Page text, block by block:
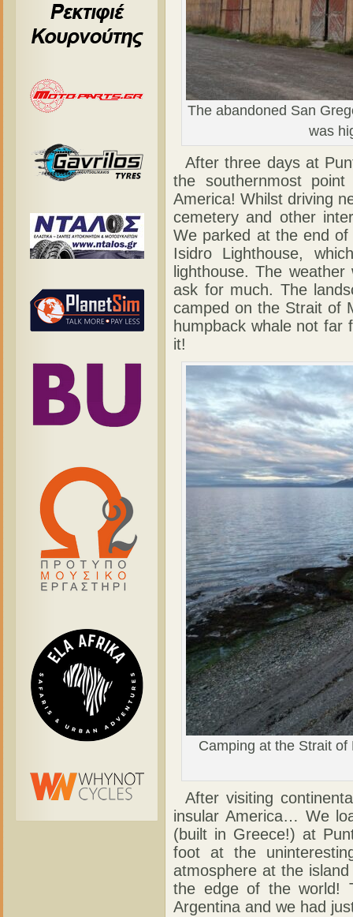
The abandoned San
was
After three days at
the southernmost
America! Whilst driving
cemetery and other
We parked at the end
Isidro Lighthouse,
lighthouse. The
ask for much. The
camped on the Strait of
humpback whale not
it!
Camping at the Strait
After visiting
insular America… We
(built in Greece!) at
foot at the
atmosphere at the
the edge of the world!
Argentina and we had